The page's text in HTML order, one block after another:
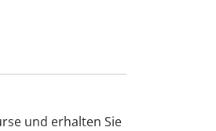
und erhalten Sie